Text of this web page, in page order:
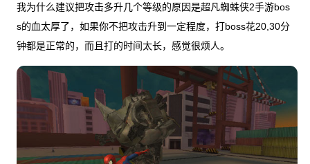
我为什么建议把攻击多升几个等级的原因是超凡蜘蛛侠2手游bos
s的血太厚了，如果你不把攻击升到一定程度，打boss花20,30分
钟都是正常的，而且打的时间太长，感觉很烦人。